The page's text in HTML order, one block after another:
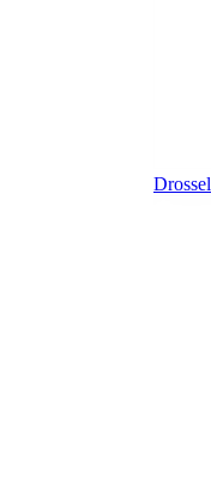
Drossel